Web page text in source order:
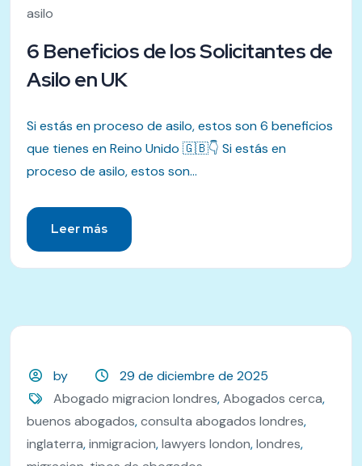
asilo
6 Beneficios de los Solicitantes de
Asilo en UK
Si estás en proceso de asilo, estos son 6 beneficios
que tienes en Reino Unido 🇬🇧👇 Si estás en
proceso de asilo, estos son...
Leer más
by
29 de diciembre de 2025
Abogado migracion londres,Abogados cerca,
buenos abogados,consulta abogados londres,
inglaterra,inmigracion,lawyers london,londres,